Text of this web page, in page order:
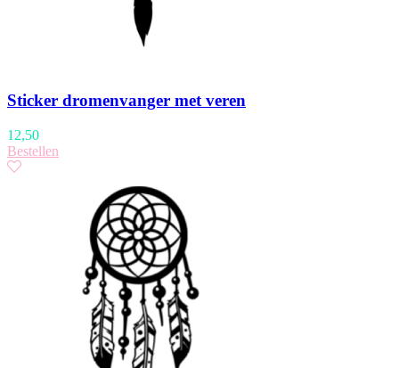
Sticker dromenvanger met veren
12,50
Bestellen